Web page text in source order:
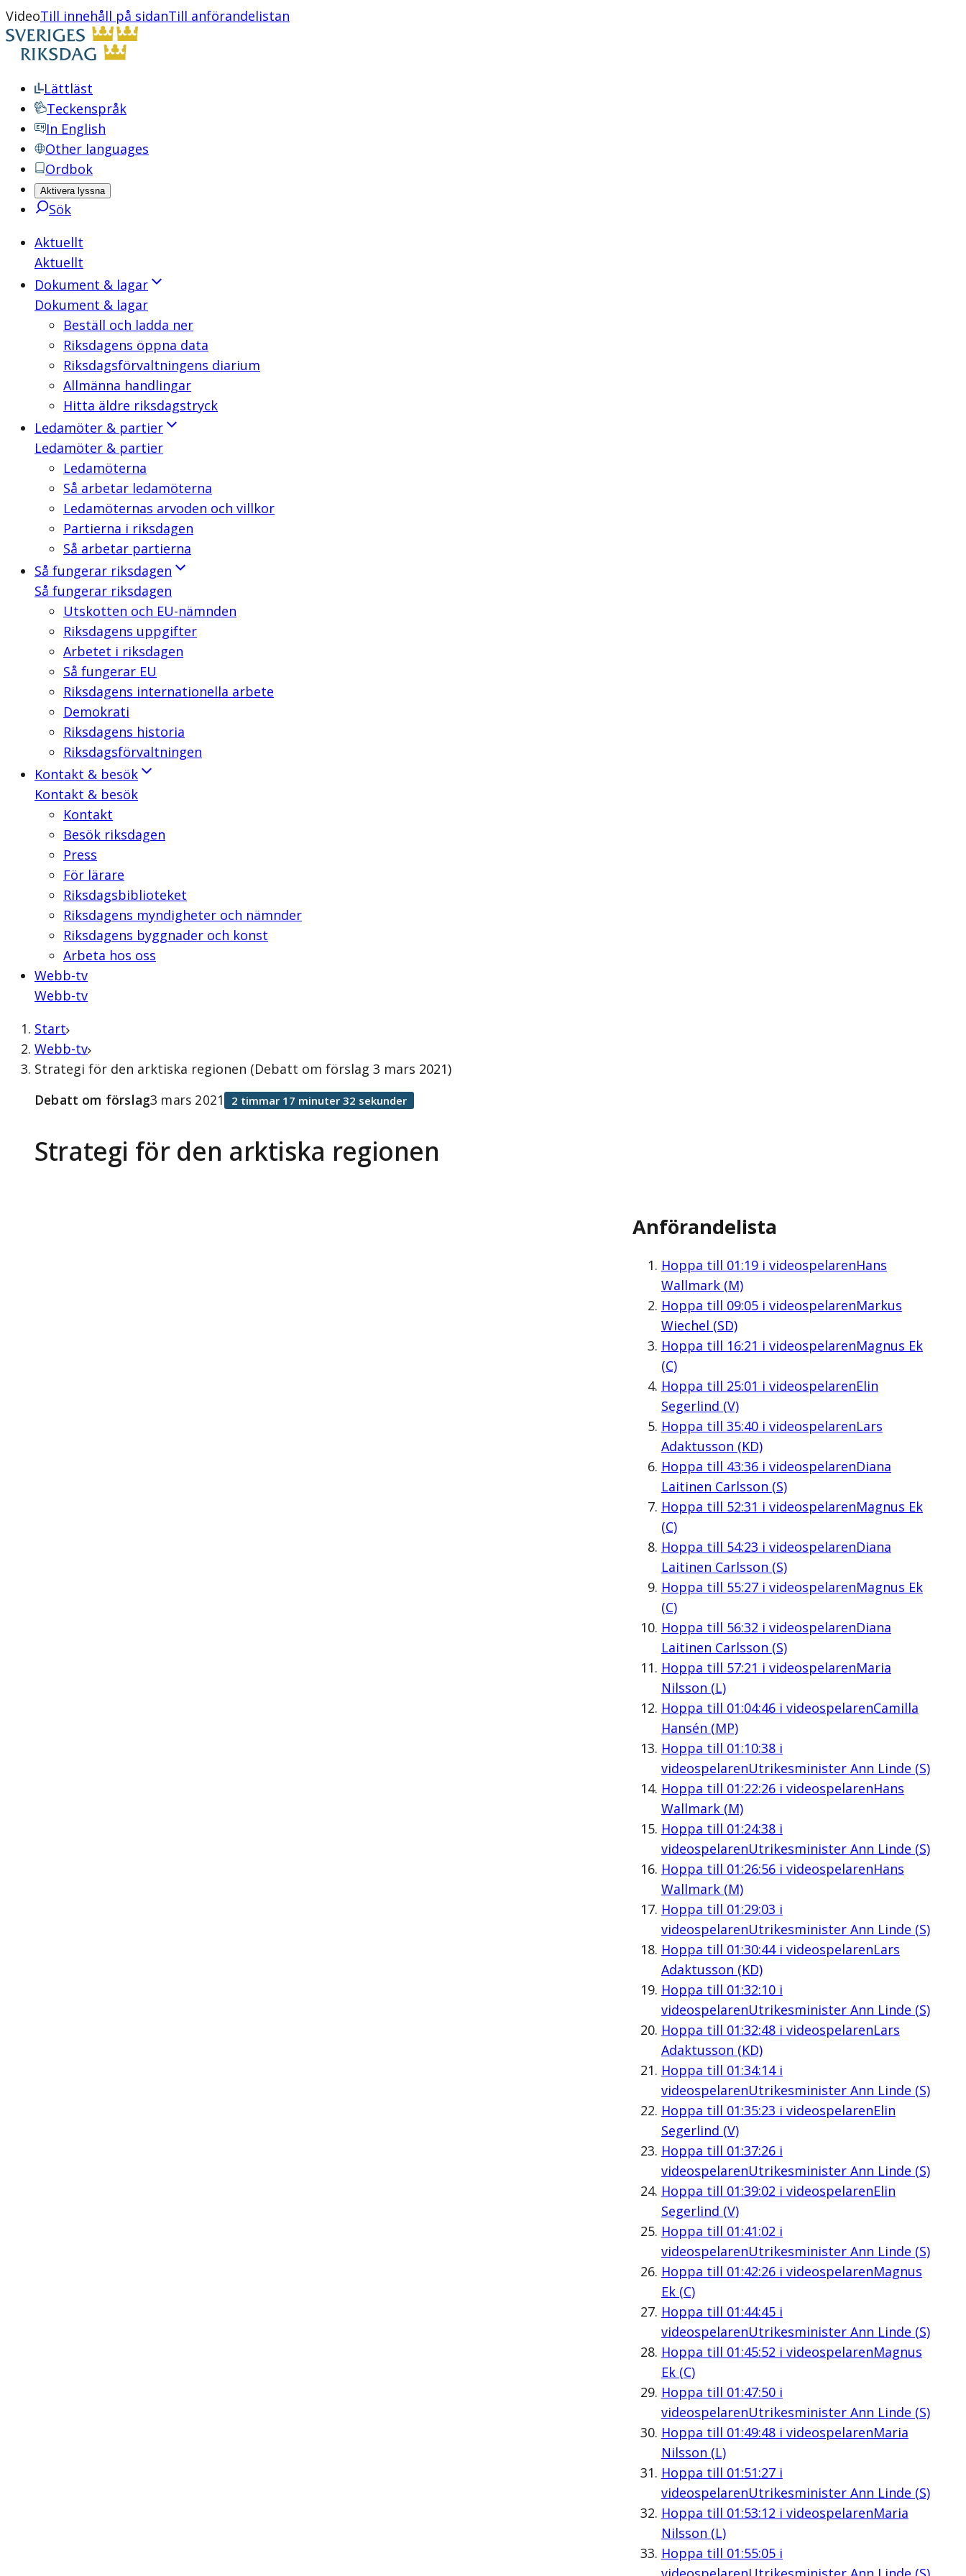
VideoTill innehåll på sidanTill anförandelistan
Lättläst
Teckenspråk
In English
Other languages
Ordbok
Aktivera lyssna
Sök
Aktuellt
Aktuellt
Dokument & lagar
Dokument & lagar
Beställ och ladda ner
Riksdagens öppna data
Riksdagsförvaltningens diarium
Allmänna handlingar
Hitta äldre riksdagstryck
Ledamöter & partier
Ledamöter & partier
Ledamöterna
Så arbetar ledamöterna
Ledamöternas arvoden och villkor
Partierna i riksdagen
Så arbetar partierna
Så fungerar riksdagen
Så fungerar riksdagen
Utskotten och EU-nämnden
Riksdagens uppgifter
Arbetet i riksdagen
Så fungerar EU
Riksdagens internationella arbete
Demokrati
Riksdagens historia
Riksdagsförvaltningen
Kontakt & besök
Kontakt & besök
Kontakt
Besök riksdagen
Press
För lärare
Riksdagsbiblioteket
Riksdagens myndigheter och nämnder
Riksdagens byggnader och konst
Arbeta hos oss
Webb-tv
Webb-tv
Start
Webb-tv
Strategi för den arktiska regionen (Debatt om förslag 3 mars 2021)
Strategi för den arktiska regionen
Debatt om förslag3 mars 2021 2 timmar 17 minuter 32 sekunder
Anförandelista
Hoppa till 01:19i videospelarenHans
Wallmark (M)
Hoppa till 09:05i videospelarenMarkus
Wiechel (SD)
Hoppa till 16:21 i videospelarenMagnus Ek
(C)
Hoppa till 25:01 i videospelarenElin
Segerlind (V)
Hoppa till 35:40i videospelarenLars
Adaktusson (KD)
Hoppa till 43:36i videospelarenDiana
Laitinen Carlsson (S)
Hoppa till 52:31 i videospelarenMagnus Ek
(C)
Hoppa till 54:23 i videospelarenDiana
Laitinen Carlsson (S)
Hoppa till 55:27i videospelarenMagnus Ek
(C)
Hoppa till 56:32 i videospelarenDiana
Laitinen Carlsson (S)
Hoppa till 57:21 i videospelarenMaria
Nilsson (L)
Hoppa till 01:04:46i videospelarenCamilla
Hansén (MP)
Hoppa till 01:10:38i
videospelarenUtrikesminister Ann Linde (S)
Hoppa till 01:22:26i videospelarenHans
Wallmark (M)
Hoppa till 01:24:38i
videospelarenUtrikesminister Ann Linde (S)
Hoppa till 01:26:56i videospelarenHans
Wallmark (M)
Hoppa till 01:29:03 i
videospelarenUtrikesminister Ann Linde (S)
Hoppa till 01:30:44i videospelarenLars
Adaktusson (KD)
Hoppa till 01:32:10i
videospelarenUtrikesminister Ann Linde (S)
Hoppa till 01:32:48i videospelarenLars
Adaktusson (KD)
Hoppa till 01:34:14i
videospelarenUtrikesminister Ann Linde (S)
Hoppa till 01:35:23 i videospelarenElin
Segerlind (V)
Hoppa till 01:37:26i
videospelarenUtrikesminister Ann Linde (S)
Hoppa till 01:39:02 i videospelarenElin
Segerlind (V)
Hoppa till 01:41:02 i
videospelarenUtrikesminister Ann Linde (S)
Hoppa till 01:42:26i videospelarenMagnus
Ek (C)
Hoppa till 01:44:45i
videospelarenUtrikesminister Ann Linde (S)
Hoppa till 01:45:52 i videospelarenMagnus
Ek (C)
Hoppa till 01:47:50i
videospelarenUtrikesminister Ann Linde (S)
Hoppa till 01:49:48i videospelarenMaria
Nilsson (L)
Hoppa till 01:51:27i
videospelarenUtrikesminister Ann Linde (S)
Hoppa till 01:53:12 i videospelarenMaria
Nilsson (L)
Hoppa till 01:55:05i